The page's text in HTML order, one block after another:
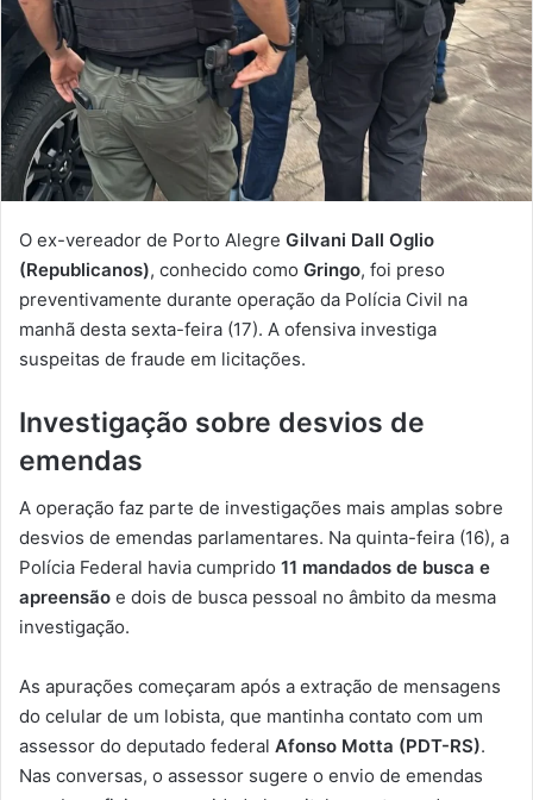
O ex-vereador de Porto Alegre Gilvani Dall Oglio
(Republicanos), conhecido como Gringo, foi preso
preventivamente durante operação da Polícia Civil na
manhã desta sexta-feira (17). A ofensiva investiga
suspeitas de fraude em licitações.
Investigação sobre desvios de
emendas
A operação faz parte de investigações mais amplas sobre
desvios de emendas parlamentares. Na quinta-feira (16), a
Polícia Federal havia cumprido 11 mandados de busca e
apreensão e dois de busca pessoal no âmbito da mesma
investigação.
As apurações começaram após a extração de mensagens
do celular de um lobista, que mantinha contato com um
assessor do deputado federal Afonso Motta (PDT-RS).
Nas conversas, o assessor sugere o envio de emendas